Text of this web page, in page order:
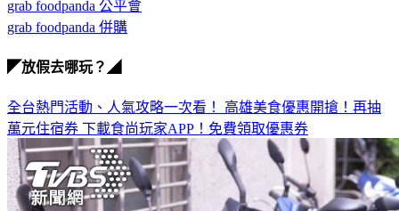
grab foodpanda 公平會
grab foodpanda 併購
◤放假去哪玩？◢
全台熱門活動、人氣攻略一次看！ 高雄美食優惠開搶！再抽
萬元住宿券 下載食尚玩家APP！免費領取優惠券